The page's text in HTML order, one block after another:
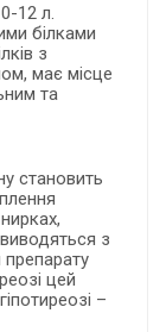
12 л.
білками
з
має місце
та
становить
з
цей
–